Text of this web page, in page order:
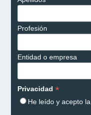
Profesión
Entidad o empresa
Privacidad *
He leído y acepto la